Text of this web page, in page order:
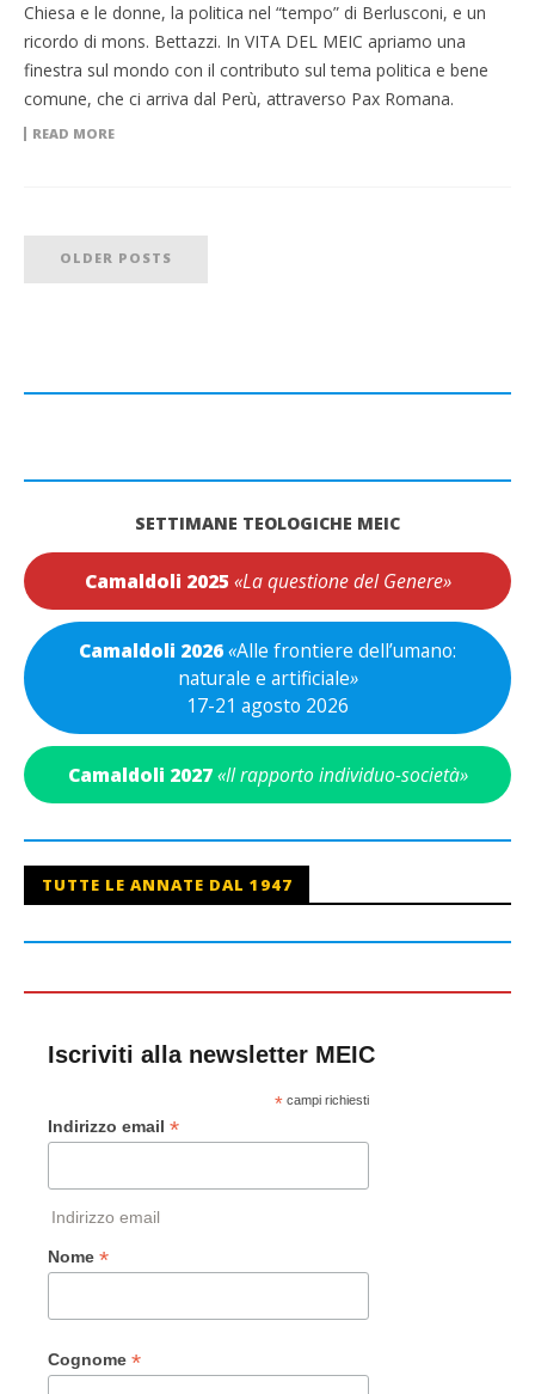
Chiesa e le donne, la politica nel “tempo” di Berlusconi, e un
ricordo di mons. Bettazzi. In VITA DEL MEIC apriamo una
finestra sul mondo con il contributo sul tema politica e bene
comune, che ci arriva dal Perù, attraverso Pax Romana.
READ MORE
OLDER POSTS
SETTIMANE TEOLOGICHE MEIC
Camaldoli 2025 «La questione del Genere»
Camaldoli 2026«Alle frontiere dell’umano:
naturale e artificiale»
17-21 agosto 2026
Camaldoli 2027 «Il rapporto individuo-società»
TUTTE LE ANNATE DAL 1947
Iscriviti alla newsletter MEIC
*campi richiesti
Indirizzo email *
Indirizzo email
Nome *
Cognome *